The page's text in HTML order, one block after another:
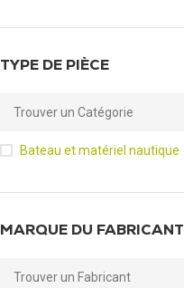
TYPE DE PIÈCE
Bateau et matériel nautique
MARQUE DU FABRICANT